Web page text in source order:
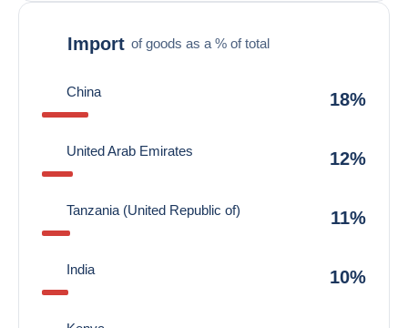
Import of goods as a % of total
China 18%
United Arab Emirates 12%
Tanzania (United Republic of) 11%
India 10%